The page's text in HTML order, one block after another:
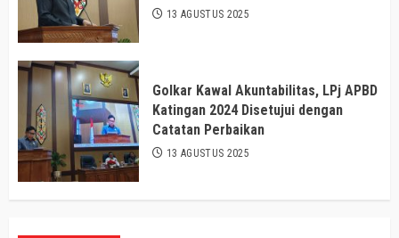
13 AGUSTUS 2025
Golkar Kawal Akuntabilitas, LPj APBD
Katingan 2024 Disetujui dengan
Catatan Perbaikan
13 AGUSTUS 2025